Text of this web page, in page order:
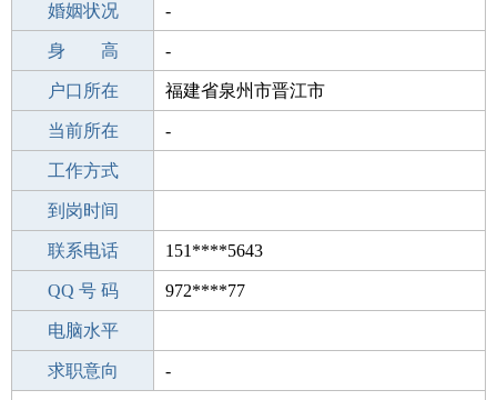
出生年月 1999-07-23
婚姻状况 -
学 历 职校/技校
身 高 -
毕业学校 职校/技校
户口所在 福建省泉州市晋江市
所学专业 -
当前所在 -
工作经验
工作方式
驾 照
到岗时间
期望月薪
联系电话 151****5643
手机号码 151****5643
QQ 号 码 972****77
微信号码
电脑水平
外语水平
求职意向 -